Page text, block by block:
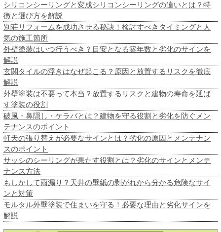
シリコンシーリングと変成シリコンシーリングの違いとは？特
徴と選び方を解説
別荘リフォームを成功させる秘訣！検討すべきタイミングと人
気の施工箇所
外壁塗装はいつ行うべき？目安となる築年数と劣化のサインを
解説
玄関タイルの浮きはなぜ起こる？原因と放置するリスクを徹底
解説
外壁塗装は不要って本当？放置するリスクと建物の寿命を延ば
す塗装の役割
破風・鼻隠し・ケラバとは？建物を守る役割と劣化を防ぐメン
テナンスのポイント
軒天の張り替えが必要なサインとは？劣化の原因とメンテナン
スのポイント
サッシのシーリングが果たす役割とは？劣化のサインとメンテ
ナンス方法
もしかして雨漏り？天井の壁紙の剥がれから分かる危険なサイ
ンと対策
モルタル外壁塗装で住まいを守る！必要な理由と劣化サインを
解説